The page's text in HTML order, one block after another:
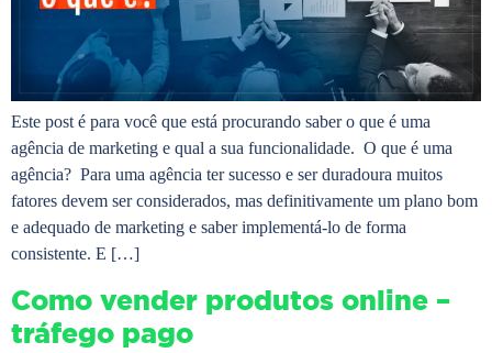
Este post é para você que está procurando saber o que é uma
agência de marketing e qual a sua funcionalidade. O que é uma
agência? Para uma agência ter sucesso e ser duradoura muitos
fatores devem ser considerados, mas definitivamente um plano bom
e adequado de marketing e saber implementá-lo de forma
consistente. E […]
Como vender produtos online –
tráfego pago